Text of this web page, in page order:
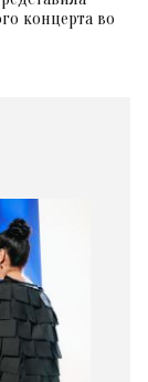
концерта во